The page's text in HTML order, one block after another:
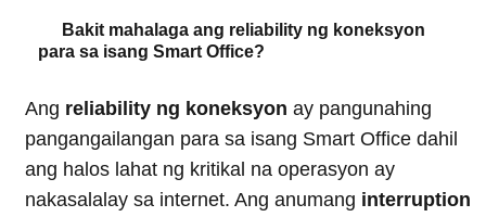
Bakit mahalaga ang reliability ng koneksyon
para sa isang Smart Office?
Ang reliability ng koneksyon ay pangunahing
pangangailangan para sa isang Smart Office dahil
ang halos lahat ng kritikal na operasyon ay
nakasalalay sa internet. Ang anumang interruption